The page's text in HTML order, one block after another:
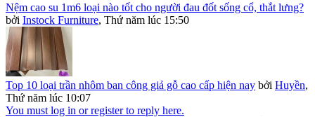
Nệm cao su 1m6 loại nào tốt cho người đau đốt sống cổ, thắt lưng?
bởi Instock Furniture, Thứ năm lúc 15:50
Top 10 loại trần nhôm ban công giả gỗ cao cấp hiện nay bởi Huyền,
Thứ năm lúc 10:07
You must log in or register to reply here.